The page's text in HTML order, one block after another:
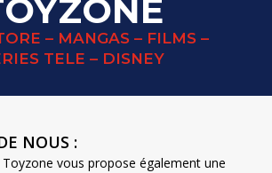
– MANGAS – FILMS –
TELE – DISNEY
NOUS :
vous propose également une